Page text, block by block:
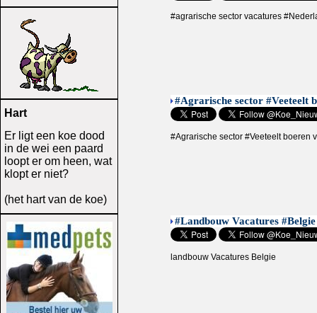
Hart
Er ligt een koe dood
in de wei een paard
loopt er om heen, wat
klopt er niet?
(het hart van de koe)
#agrarische sector vacatures
#Agrarische sector #Veeteelt
#Agrarische sector #Veeteelt boeren
#Landbouw Vacatures #Belgie
landbouw Vacatures Belgie